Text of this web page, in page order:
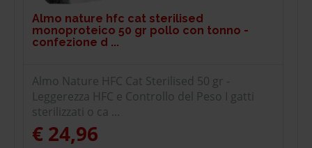
Almo nature hfc cat sterilised
monoproteico 50 gr pollo con tonno -
confezione d ...
Almo Nature HFC Cat Sterilised 50 gr -
Leggerezza HFC e Controllo del Peso I gatti
sterilizzati o ca ...
€ 24,96